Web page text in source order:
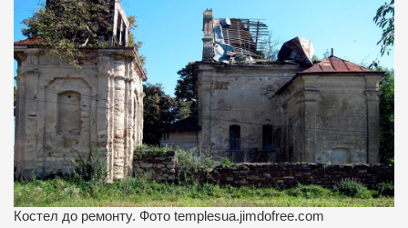
Костел до ремонту. Фото templesua.jimdofree.com